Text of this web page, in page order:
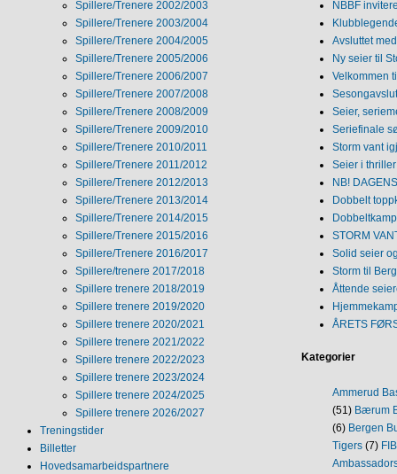
Spillere/Trenere 2002/2003
Spillere/Trenere 2003/2004
Spillere/Trenere 2004/2005
Spillere/Trenere 2005/2006
Spillere/Trenere 2006/2007
Spillere/Trenere 2007/2008
Spillere/Trenere 2008/2009
Spillere/Trenere 2009/2010
Spillere/Trenere 2010/2011
Spillere/Trenere 2011/2012
Spillere/Trenere 2012/2013
Spillere/Trenere 2013/2014
Spillere/Trenere 2014/2015
Spillere/Trenere 2015/2016
Spillere/Trenere 2016/2017
Spillere/trenere 2017/2018
Spillere trenere 2018/2019
Spillere trenere 2019/2020
Spillere trenere 2020/2021
Spillere trenere 2021/2022
Spillere trenere 2022/2023
Spillere trenere 2023/2024
Spillere trenere 2024/2025
Spillere trenere 2026/2027
Treningstider
Billetter
Hovedsamarbeidspartnere
NBBF
Avsluttet
Ny seier til
Velkommen
Seier,
Seriefinale
Storm vant
Seier i
NB!
Dobbelt
STORM
Solid seier
Storm til
Åttende
ÅRETS
Kategorier
Ammerud
(51) Bærum
(6) Bergen
Tigers (7)